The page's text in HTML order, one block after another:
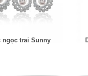
ngọc trai Sunny